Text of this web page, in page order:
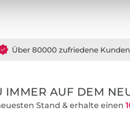
Über 80000 zufriedene Kunden
IMMER AUF DEM
Stand & erhalte einen